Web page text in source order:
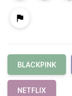
BLACKPINK
NETFLIX